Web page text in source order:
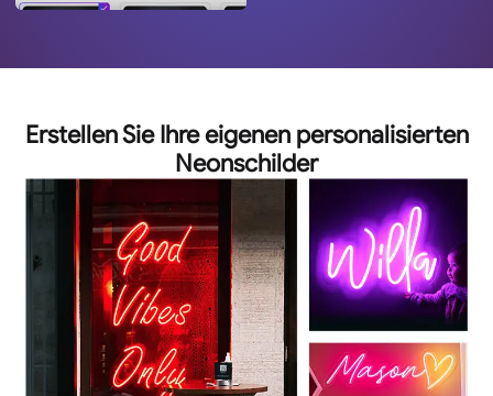
Erstellen Sie Ihre eigenen personalisierten
Neonschilder